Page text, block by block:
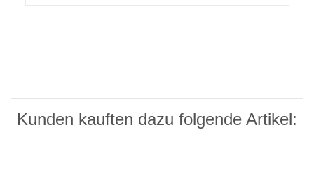
Kunden kauften dazu folgende Artikel: